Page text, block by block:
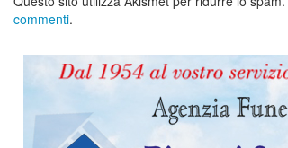
commenti.